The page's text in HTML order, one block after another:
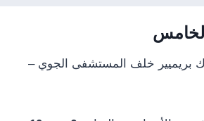
بريميير خلف المستشفى الجوي –